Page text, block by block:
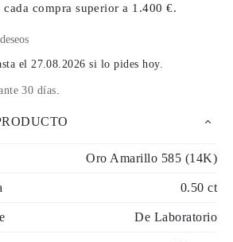
cada comprasuperior a 1.400 €.
el 27.08.2026 si lo pides hoy.
30 días
Oro Amarillo 585 (14K)
0.50 ct
De Laboratorio